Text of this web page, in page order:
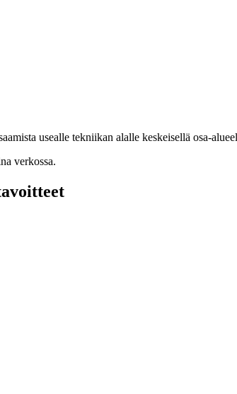
usealle tekniikan alalle keskeisellä osa-
verkossa.